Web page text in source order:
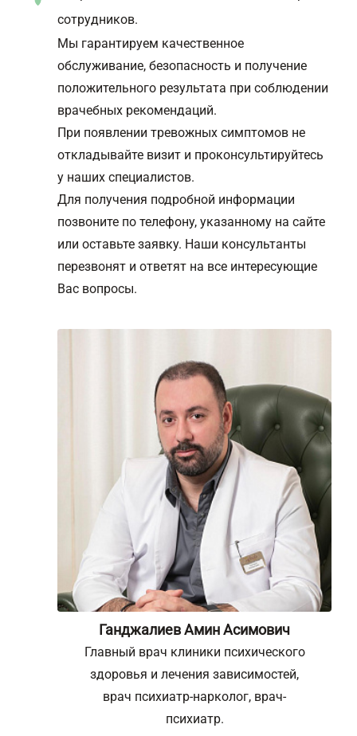
сотрудников.
Мы гарантируем качественное
обслуживание, безопасность и получение
положительного результата при соблюдении
врачебных рекомендаций.
При появлении тревожных симптомов не
откладывайте визит и проконсультируйтесь
у наших специалистов.
Для получения подробной информации
позвоните по телефону, указанному на сайте
или оставьте заявку. Наши консультанты
перезвонят и ответят на все интересующие
Вас вопросы.
Ганджалиев Амин Асимович
Главный врач клиники психического
здоровья и лечения зависимостей,
врач психиатр-нарколог, врач-
психиатр.